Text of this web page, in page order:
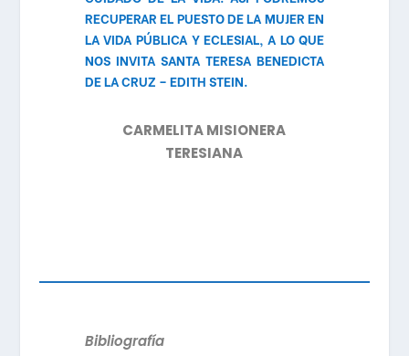
RECUPERAR EL PUESTO DE LA MUJER EN
LA VIDA PÚBLICA Y ECLESIAL, A LO QUE
NOS INVITA SANTA TERESA BENEDICTA
DE LA CRUZ – EDITH STEIN.
CARMELITA MISIONERA
TERESIANA
Bibliografía